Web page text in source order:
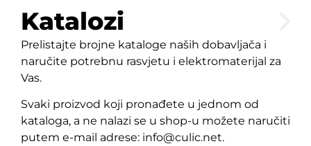
Katalozi
Prelistajte brojne kataloge naših dobavljača i
naručite potrebnu rasvjetu i elektromaterijal za
Vas.
Svaki proizvod koji pronađete u jednom od
kataloga, a ne nalazi se u shop-u možete naručiti
putem e-mail adrese: info@culic.net.